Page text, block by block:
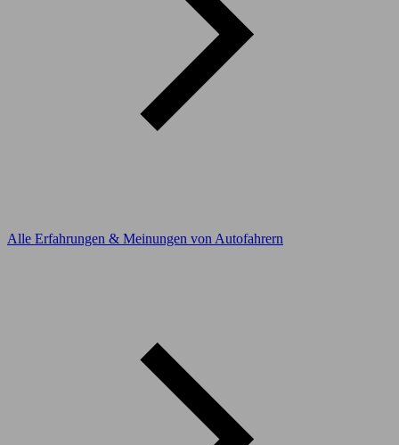
Alle Erfahrungen & Meinungen von Autofahrern